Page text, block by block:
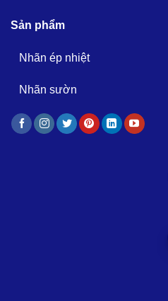
Sản phẩm
Nhãn ép nhiệt
Nhãn sườn